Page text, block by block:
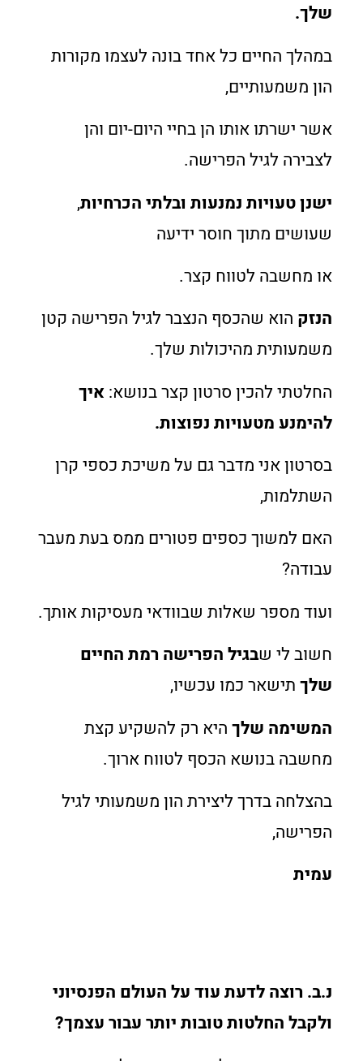
שלך.
במהלך החיים כל אחד בונה לעצמו מקורות
הון משמעותיים,
אשר ישרתו אותו הן בחיי היום-יום והן
לצבירה לגיל הפרישה.
ישנן טעויות נמנעות ובלתי הכרחיות,
שעושים מתוך חוסר ידיעה
או מחשבה לטווח קצר.
הנזק הוא שהכסף הנצבר לגיל הפרישה קטן
משמעותית מהיכולות שלך.
החלטתי להכין סרטון קצר בנושא:איך
להימנע מטעויות נפוצות.
בסרטון אני מדבר גם על משיכת כספי קרן
השתלמות,
האם למשוך כספים פטורים ממס בעת מעבר
עבודה?
ועוד מספר שאלות שבוודאי מעסיקות אותך.
חשוב לי שבגיל הפרישה רמת החיים
שלךתישאר כמו עכשיו,
המשימה שלךהיא רק להשקיע קצת
מחשבה בנושא הכסף לטווח ארוך.
בהצלחה בדרך ליצירת הון משמעותי לגיל
הפרישה,
עמית
נ.ב. רוצה לדעת עוד על העולם הפנסיוני
ולקבל החלטות טובות יותר עבור עצמך?